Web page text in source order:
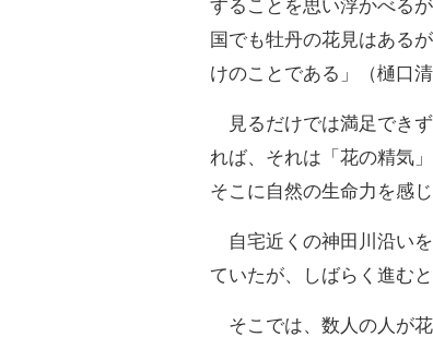
することを思い浮かべる
国でも牡丹の花見はある
けのことである」（樋口
見るだけでは満足でき
れば、それは「花の精気
そこに自然の生命力を感
自宅近くの神田川沿い
ていたが、しばらく進む
そこでは、数人の人が